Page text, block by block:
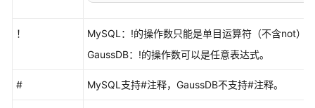
字
集
！
MySQL：!的操作数只能是单目运算符（不含not）
GaussDB：!的操作数可以是任意表达式。
# MySQL支持#注释，GaussDB不支持#注释。